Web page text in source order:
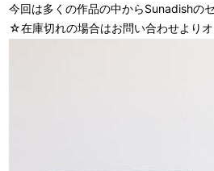
今回は多くの作品の中からSunadishの
☆在庫切れの場合はお問い合わせより